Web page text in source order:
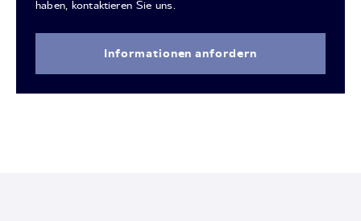
haben, kontaktieren Sie uns.
Informationen anfordern